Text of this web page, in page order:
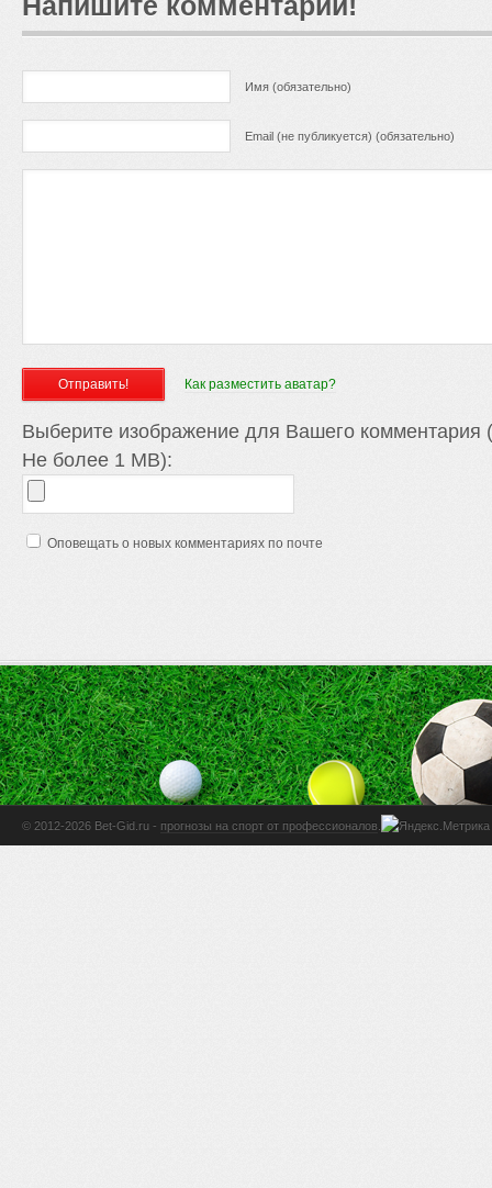
Напишите комментарий!
Имя (обязательно)
Email (не публикуется) (обязательно)
Как разместить аватар?
Выберите изображение для Вашего комментария
Не более 1 MB):
Оповещать о новых комментариях по почте
© 2012-2026 Bet-Gid.ru - прогнозы на спорт от профессионалов